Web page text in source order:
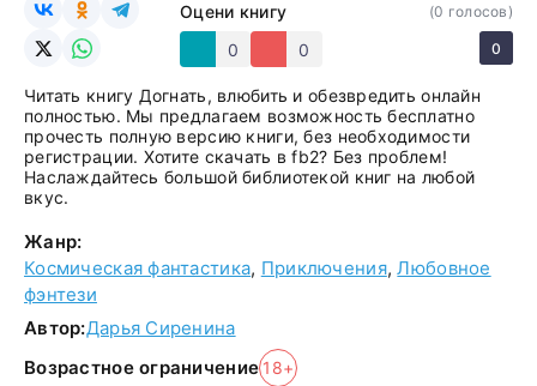
Оцени книгу
0
0
(0 голосов)
0
Читать книгу Догнать, влюбить и обезвредить онлайн
полностью. Мы предлагаем возможность бесплатно
прочесть полную версию книги, без необходимости
регистрации. Хотите скачать в fb2? Без проблем!
Наслаждайтесь большой библиотекой книг на любой
вкус.
Жанр:
Космическая фантастика, Приключения,Любовное
фэнтези
Автор:Дарья Сиренина
Возрастное ограничение 18+